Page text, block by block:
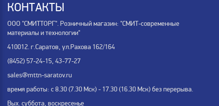
КОНТАКТЫ
ООО "СМИТТОРГ". Розничный магазин: "СМИТ-современные
материалы и технологии"
410012. г.Саратов, ул.Рахова 162/164
(8452) 57-24-15, 43-77-27
sales@mttn-saratov.ru
время работы: с 8.30 (7.30 Мск) - 17.30 (16.30 Мск) без перерыва.
Вых. суббота, воскресенье